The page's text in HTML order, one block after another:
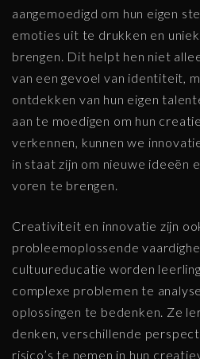
aangemoedigd om hun eigen
emoties uit te drukken en
brengen. Dit helpt hen niet
van een gevoel van identiteit,
ontdekken van hun eigen
aan te moedigen om hun
verkennen, kunnen we
in staat zijn om nieuwe ideeën
voren te brengen.
Creativiteit en innovatie zijn
probleemoplossende
cultuureducatie worden
complexe problemen te
oplossingen te bedenken. Ze
denken, verschillende
risico’s te nemen in hun